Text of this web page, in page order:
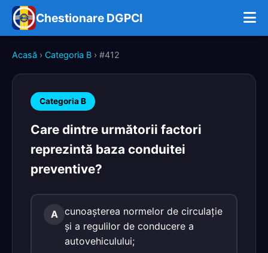
Chestionare DGPCI
Acasă › Categoria B › #412
Categoria B
Care dintre următorii factori
reprezintă baza conduitei
preventive?
A cunoaşterea normelor de circulaţie
şi a regulilor de conducere a
autovehiculului;